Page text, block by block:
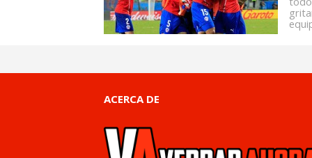
ACERCA DE